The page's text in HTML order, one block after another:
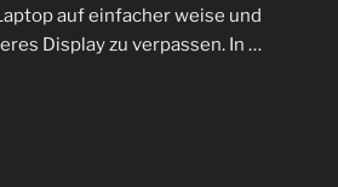
auf einfacher weise und
Display zu verpassen. In …